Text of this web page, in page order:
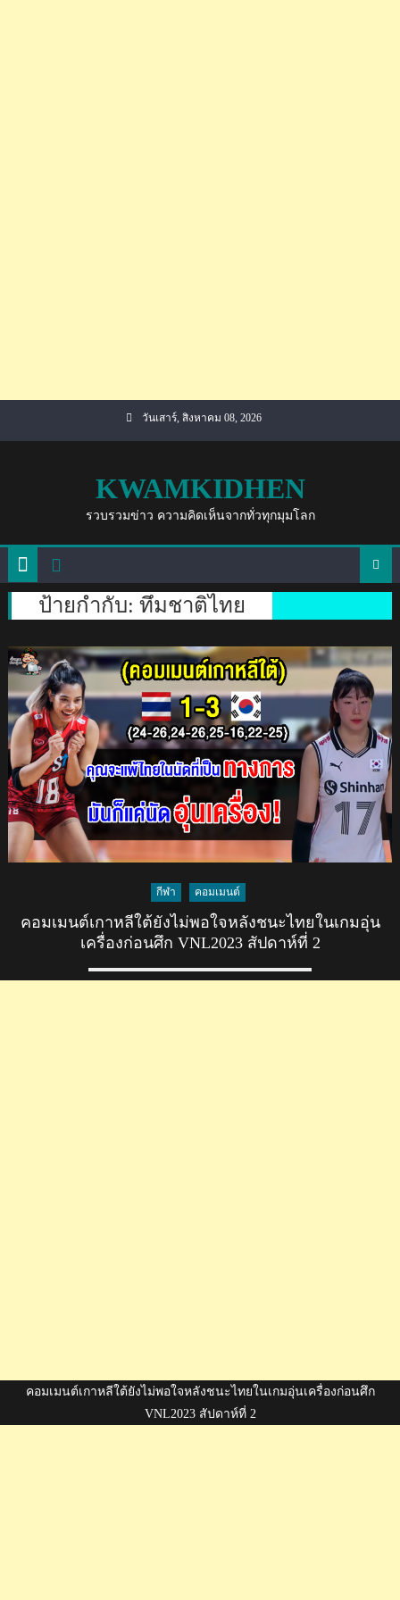
วันเสาร์, สิงหาคม 08, 2026
KWAMKIDHEN
รวบรวมข่าว ความคิดเห็นจากทั่วทุกมุมโลก
ป้ายกำกับ: ทึมชาติไทย
กีฬา คอมเมนต์
คอมเมนต์เกาหลีใต้ยังไม่พอใจหลังชนะไทยในเกมอุ่น
เครื่องก่อนศึก VNL2023 สัปดาห์ที่ 2
คอมเมนต์เกาหลีใต้ยังไม่พอใจหลังชนะไทยในเกมอุ่นเครื่องก่อนศึก
VNL2023 สัปดาห์ที่ 2